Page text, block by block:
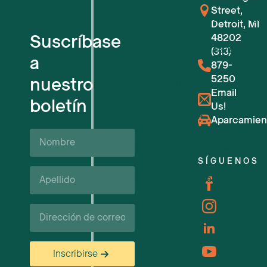
Suscríbase
a
nuestro
boletín
Nombre
Apellido*
Correo
electrónico
Inscribirse
Para nuevas empresas
Espacios de trabajo flexibles
Próximos eventos
Carreras profesionales
Street,
Detroit, MI
48202
(313)
879-
5250
Email
Us!
SÍGUENOS